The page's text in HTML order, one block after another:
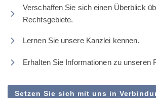
Verschaffen Sie sich einen Überblick
Rechtsgebiete.
Lernen Sie unsere Kanzlei kennen.
Erhalten Sie Informationen zu unseren
Setzen Sie sich mit uns in